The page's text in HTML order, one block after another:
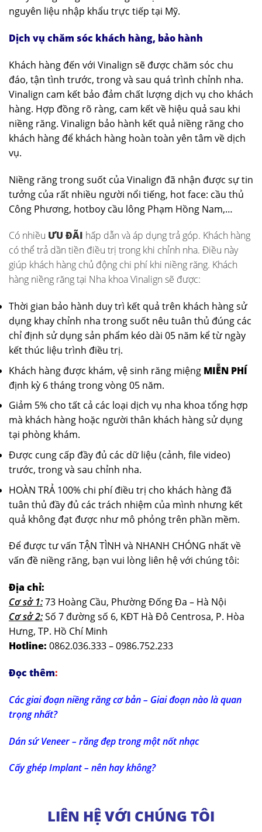
nguyên liệu nhập khẩu trực tiếp tại Mỹ.
Dịch vụ chăm sóc khách hàng, bảo hành
Khách hàng đến với Vinalign sẽ được chăm sóc chu
đáo, tận tình trước, trong và sau quá trình chỉnh nha.
Vinalign cam kết bảo đảm chất lượng dịch vụ cho khách
hàng. Hợp đồng rõ ràng, cam kết về hiệu quả sau khi
niềng răng. Vinalign bảo hành kết quả niềng răng cho
khách hàng để khách hàng hoàn toàn yên tâm về dịch
vụ.
Niềng răng trong suốt của Vinalign đã nhận được sự tin
tưởng của rất nhiều người nổi tiếng, hot face: cầu thủ
Công Phương, hotboy cầu lông Phạm Hồng Nam,…
Có nhiều ƯU ĐÃI hấp dẫn và áp dụng trả góp. Khách hàng
có thể trả dần tiền điều trị trong khi chỉnh nha. Điều này
giúp khách hàng chủ động chi phí khi niềng răng. Khách
hàng niềng răng tại Nha khoa Vinalign sẽ được:
Thời gian bảo hành duy trì kết quả trên khách hàng sử
dụng khay chỉnh nha trong suốt nêu tuân thủ đúng các
chỉ định sử dụng sản phẩm kéo dài 05 năm kể từ ngày
kết thúc liệu trình điều trị.
Khách hàng được khám, vệ sinh răng miệng MIỄN PHÍ
định kỳ 6 tháng trong vòng 05 năm.
Giảm 5% cho tất cả các loại dịch vụ nha khoa tổng hợp
mà khách hàng hoặc người thân khách hàng sử dụng
tại phòng khám.
Được cung cấp đầy đủ các dữ liệu (cảnh, file video)
trước, trong và sau chỉnh nha.
HOÀN TRẢ 100% chi phí điều trị cho khách hàng đã
tuân thủ đầy đủ các trách nhiệm của mình nhưng kết
quả không đạt được như mô phỏng trên phần mềm.
Để được tư vấn TẬN TÌNH và NHANH CHÓNG nhất về
vấn đề niềng răng, bạn vui lòng liên hệ với chúng tôi:
Địa chỉ:
Cơ sở 1:73 Hoàng Cầu, Phường Đống Đa – Hà Nội
Cơ sở 2:Số 7 đường số 6, KĐT Hà Đô Centrosa, P. Hòa
Hưng, TP. Hồ Chí Minh
Hotline: 0862.036.333 – 0986.752.233
Đọc thêm:
Các giai đoạn niềng răng cơ bản – Giai đoạn nào là quan
trọng nhất?
Dán sứ Veneer – răng đẹp trong một nốt nhạc
Cấy ghép Implant – nên hay không?
LIÊN HỆ VỚI CHÚNG TÔI